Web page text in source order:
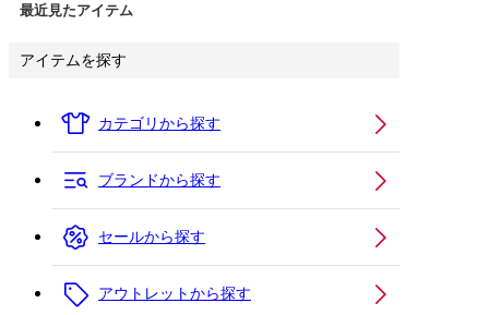
最近見たアイテム
アイテムを探す
カテゴリから探す
ブランドから探す
セールから探す
アウトレットから探す